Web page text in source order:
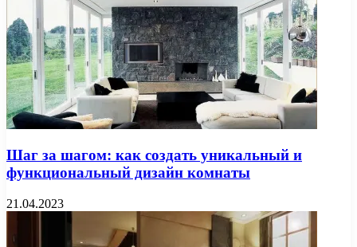
Шаг за шагом: как создать уникальный и
функциональный дизайн комнаты
21.04.2023